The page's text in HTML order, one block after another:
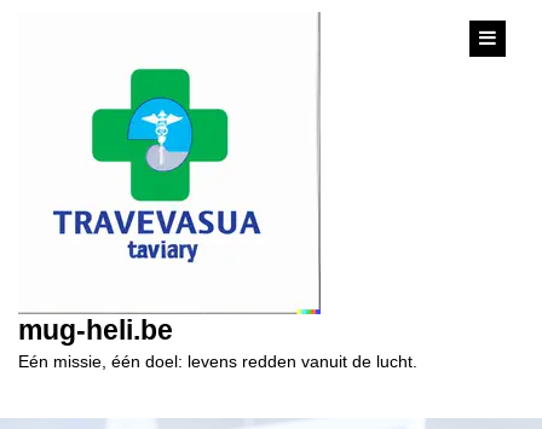
mug-heli.be
Eén missie, één doel: levens redden vanuit de lucht.